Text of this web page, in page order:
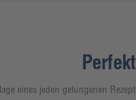
eines jeden gelungenen